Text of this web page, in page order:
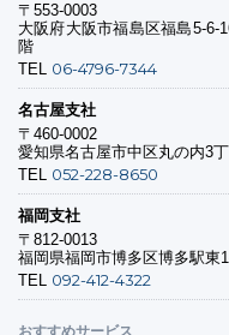
〒553-0003
大阪府大阪市福島区福島5-6-
階
TEL 06-4796-7344
名古屋支社
〒460-0002
愛知県名古屋市中区丸の内3
TEL 052-228-8650
福岡支社
〒812-0013
福岡県福岡市博多区博多駅東
TEL 092-412-4322
おすすめサービス